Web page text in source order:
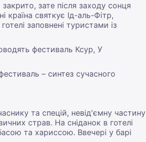
зате після заходу сонця
святкує Ід-аль-Фітр,
заповнені туристами із
фестиваль Ксур, У
– синтез сучасного
та спецій, невід'ємну частину
страв. На сніданок в готелі
та хариссою. Ввечері у барі